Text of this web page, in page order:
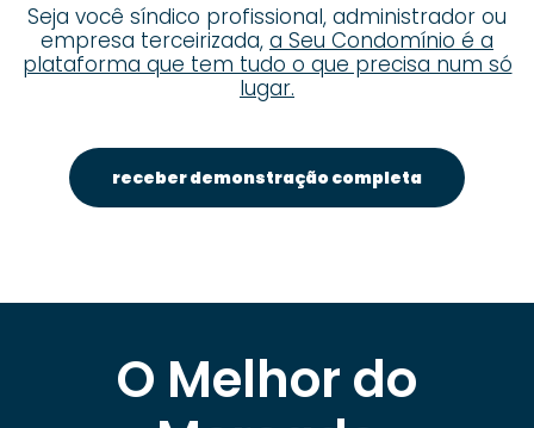
Seja você síndico profissional, administrador ou
empresa terceirizada, a Seu Condomínio é a
plataforma que tem tudo o que precisa num só
lugar.
receber demonstração completa
O Melhor do